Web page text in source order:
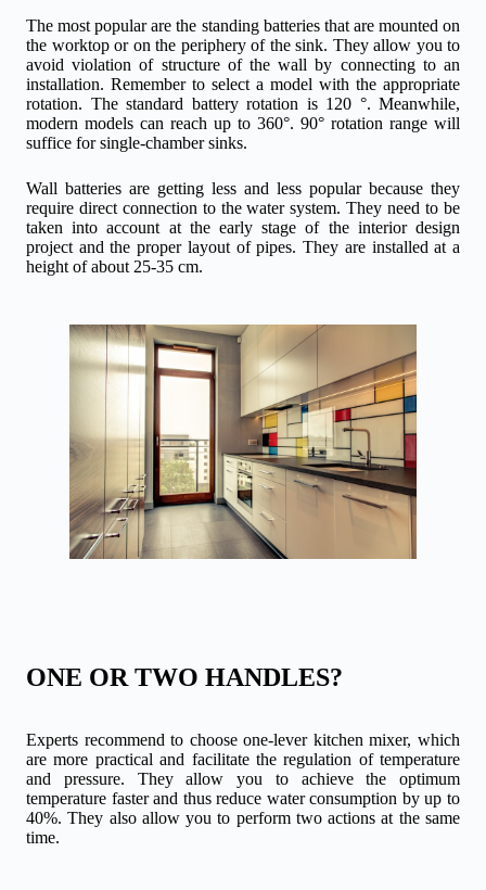
The most popular are the standing batteries that are mounted on
the worktop or on the periphery of the sink. They allow you to
avoid violation of structure of the wall by connecting to an
installation. Remember to select a model with the appropriate
rotation. The standard battery rotation is 120 °. Meanwhile,
modern models can reach up to 360°. 90° rotation range will
suffice for single-chamber sinks.
Wall batteries are getting less and less popular because they
require direct connection to the water system. They need to be
taken into account at the early stage of the interior design
project and the proper layout of pipes. They are installed at a
height of about 25-35 cm.
ONE OR TWO HANDLES?
Experts recommend to choose one-lever kitchen mixer, which
are more practical and facilitate the regulation of temperature
and pressure. They allow you to achieve the optimum
temperature faster and thus reduce water consumption by up to
40%. They also allow you to perform two actions at the same
time.